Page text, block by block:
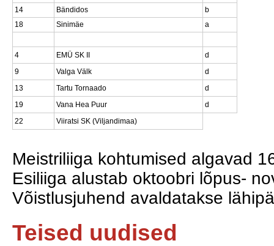
14
Bändidos
b
18
Sinimäe a
4 EMÜ SK II
d
9
Valga Välk
d
13
Tartu Tornaado
d
19
Vana Hea Puur
d
22
Viiratsi SK (Viljandimaa)
Meistriliiga kohtumised algavad
Esiliiga alustab oktoobri lõpus-
Võistlusjuhend avaldatakse
Teised uudised